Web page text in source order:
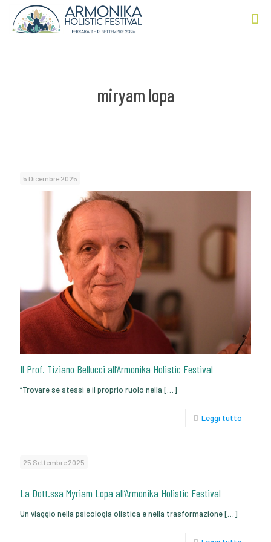
miryam lopa
5 Dicembre 2025
Il Prof. Tiziano Bellucci all’Armonika Holistic Festival
“Trovare se stessi e il proprio ruolo nella […]
Leggi tutto
25 Settembre 2025
La Dott.ssa Myriam Lopa all’Armonika Holistic Festival
Un viaggio nella psicologia olistica e nella trasformazione[…]